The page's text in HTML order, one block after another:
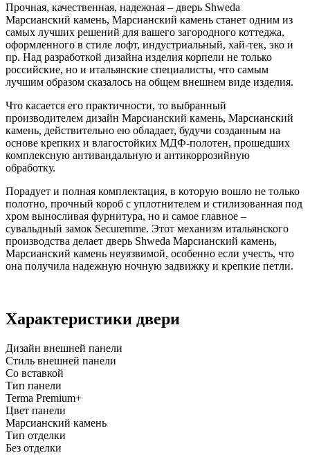
Прочная, качественная, надежная – дверь Shweda
Марсианский камень, Марсианский камень станет одним из
самых лучших решений для вашего загородного коттеджа,
оформленного в стиле лофт, индустриальный, хай-тек, эко и
пр. Над разработкой дизайна изделия корпели не только
российские, но и итальянские специалисты, что самым
лучшим образом сказалось на общем внешнем виде изделия.
Что касается его практичности, то выбранный
производителем дизайн Марсианский камень, Марсианский
камень, действительно ею обладает, будучи созданным на
основе крепких и влагостойких МДФ-полотен, прошедших
комплексную антивандальную и антикоррозийную
обработку.
Порадует и полная комплектация, в которую вошло не только
полотно, прочный короб с уплотнителем и стилизованная под
хром выносливая фурнитура, но и самое главное –
сувальдный замок Securemme. Этот механизм итальянского
производства делает дверь Shweda Марсианский камень,
Марсианский камень неуязвимой, особенно если учесть, что
она получила надежную ночную задвижку и крепкие петли.
Характеристики двери
Дизайн внешней панели
Стиль внешней панели
Со вставкой
Тип панели
Terma Premium+
Цвет панели
Марсианский камень
Тип отделки
Без отделки